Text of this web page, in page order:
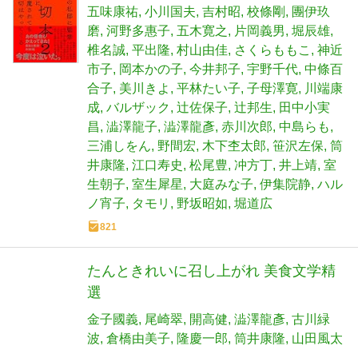
五味康祐 小川国夫 吉村昭 校條剛
團伊玖
磨 河野多惠子 五木寛之 片岡義男 堀辰雄
椎名誠 平出隆 村山由佳 さくらももこ
神近
市子
岡本かの子 今井邦子 宇野千代 中條百
合子 美川きよ 平林たい子 子母澤寛
川端康
成 バルザック 辻佐保子 辻邦生
田中小実
昌 澁澤龍子 澁澤龍彥 赤川次郎 中島らも
三浦しをん 野間宏 木下杢太郎 笹沢左保 筒
井康隆 江口寿史 松尾豊 冲方丁 井上靖 室
生朝子 室生犀星 大庭みな子 伊集院静 ハル
ノ宵子
タモリ 野坂昭如 堀道広
821
たんときれいに召し上がれ 美食文学精
選
金子國義 尾崎翠 開高健 澁澤龍彥 古川緑
波 倉橋由美子 隆慶一郎 筒井康隆 山田風太